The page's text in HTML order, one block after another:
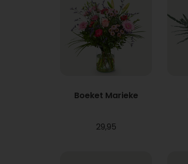
Boeket Marieke
29,95